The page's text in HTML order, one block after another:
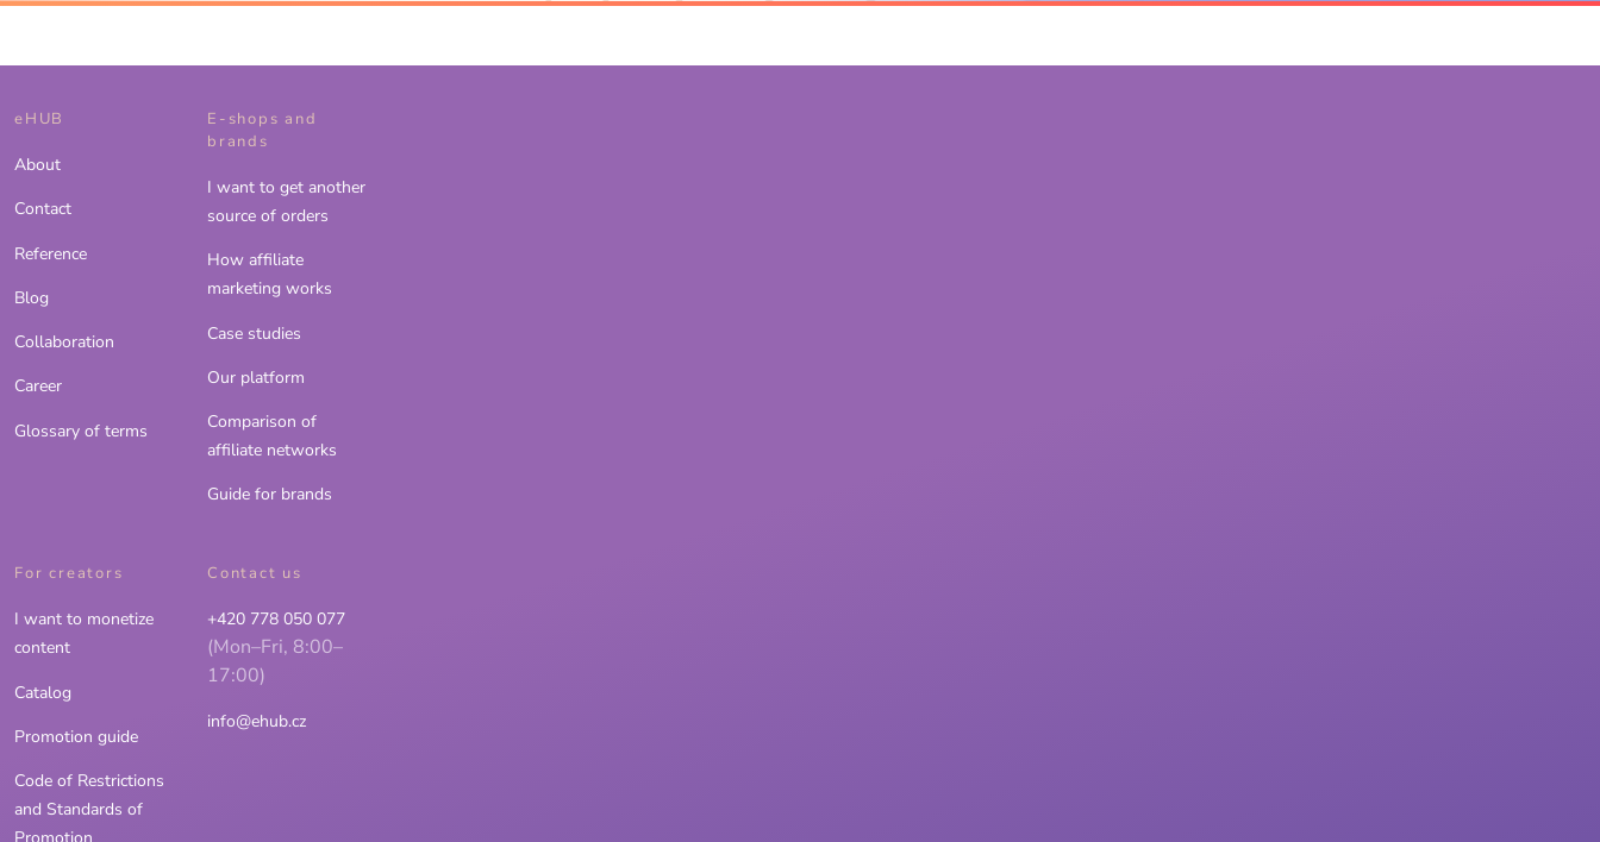
eHUB
About
Contact
Reference
Blog
Collaboration
Career
Glossary of terms
E-shops and
brands
I want to get another
source of orders
How affiliate
marketing works
Case studies
Our platform
Comparison of
affiliate networks
Guide for brands
For creators
I want to monetize
content
Catalog
Promotion guide
Code of Restrictions
and Standards of
Contact us
+420 778 050 077
(Mon–Fri, 8:00–
17:00)
info@ehub.cz